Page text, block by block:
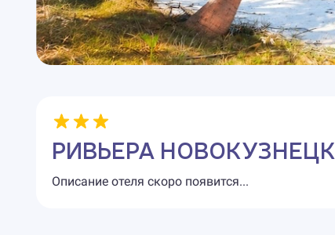
РИВЬЕРА НОВОКУЗНЕЦК
Описание отеля скоро появится...